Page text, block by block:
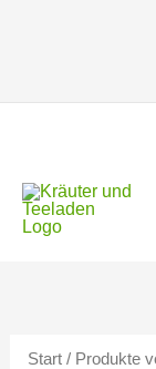
Start/ Produkte